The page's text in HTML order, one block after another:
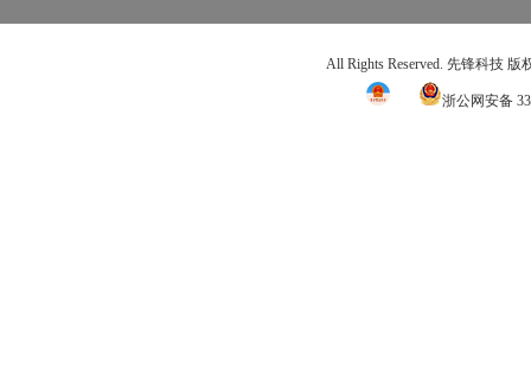
All Rights Reserved. 先锋科技 版
浙公网安备